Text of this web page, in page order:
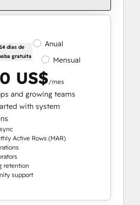
14 días de
gratuita
Anual
Mensual
US$/mes
and growing teams
with system
Active Rows (MAR)
retention
support